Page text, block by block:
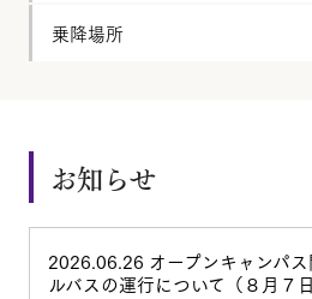
乗降場所
お知らせ
2026.06.26 オープンキャンパ
ルバスの運行について（８月７